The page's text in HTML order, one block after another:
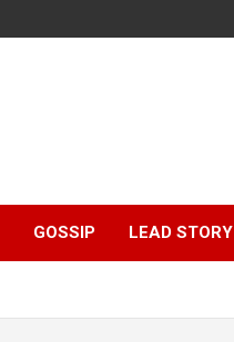
GOSSIP LEAD STORY